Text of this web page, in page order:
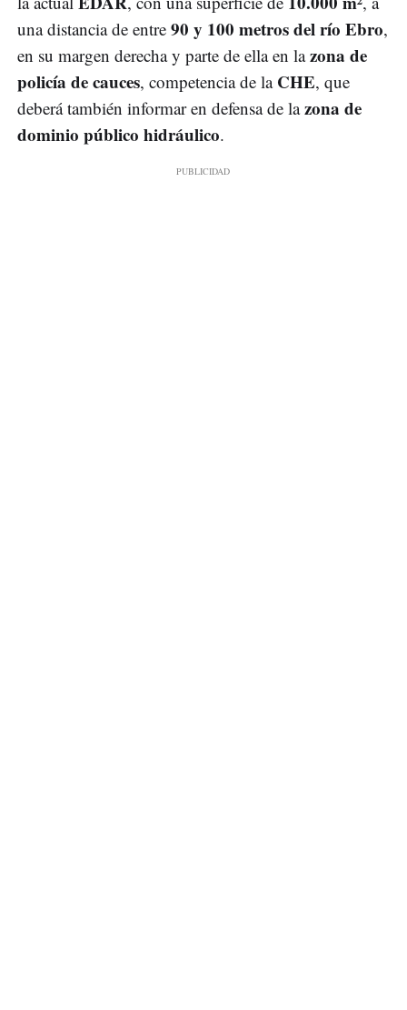
una distancia de entre 90 y 100 metros del río Ebro,
en su margen derecha y parte de ella en lazona de
policía de cauces, competencia de la CHE, que
deberá también informar en defensa de lazona de
dominio público hidráulico.